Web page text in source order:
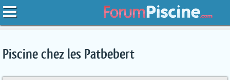
Piscine chez les Patbebert